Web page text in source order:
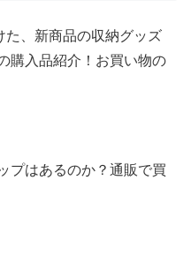
た、新商品の収納グッズ
購入品紹介！お買い物の
プはあるのか？通販で買